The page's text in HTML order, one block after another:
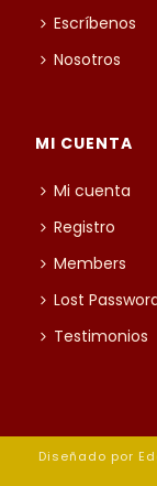
Escríbenos
Nosotros
MI CUENTA
Mi cuenta
Registro
Members
Lost
Testimonios
Diseñado por